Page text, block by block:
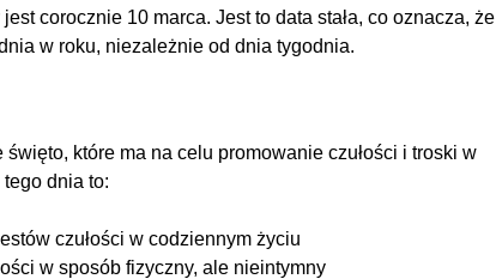
corocznie 10 marca. Jest to data stała, co oznacza, że
w roku, niezależnie od dnia tygodnia.
święto, które ma na celu promowanie czułości i troski w
dnia to:
czułości w codziennym życiu
w sposób fizyczny, ale nieintymny